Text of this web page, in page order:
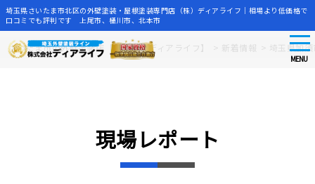
Skip
to
埼玉県さいたま市北区の外壁塗装・屋根塗装専門店（株）ディアライフ｜相場より低価格で
口コミでも評判です 上尾市、桶川市、北本市
MENU
さいたま市の外壁塗装店【株式会社ディアライフ】 新着情報 埼玉県加
現場レポート